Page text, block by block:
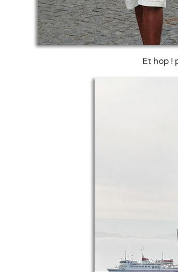
Et hop !